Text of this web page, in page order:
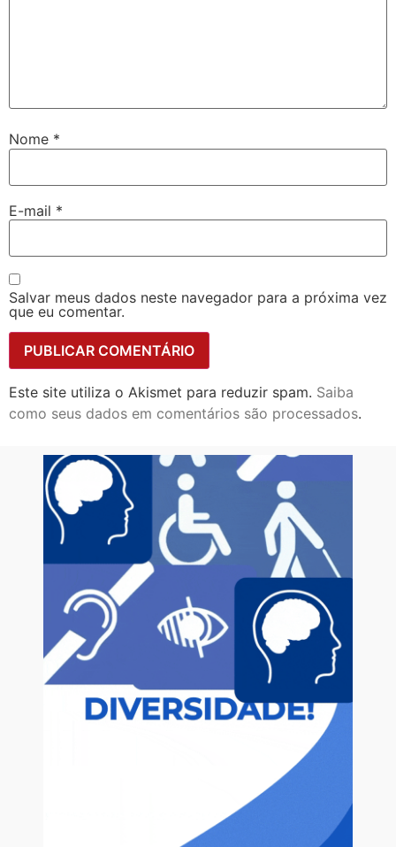
Nome *
E-mail *
Salvar meus dados neste navegador para a próxima vez
que eu comentar.
Este site utiliza o Akismet para reduzir spam. Saiba
como seus dados em comentários são processados.